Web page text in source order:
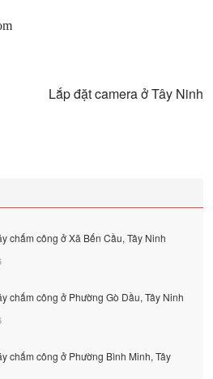
Lắp đặt camera ở Tây Ninh
chấm công ở Xã Bến Cầu, Tây Ninh
chấm công ở Phường Gò Dầu, Tây Ninh
chấm công ở Phường Bình Minh, Tây